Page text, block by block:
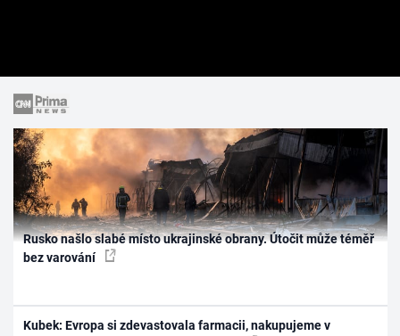
Rusko našlo slabé místo ukrajinské obrany. Útočit může téměř
bez varování
Kubek: Evropa si zdevastovala farmacii, nakupujeme v